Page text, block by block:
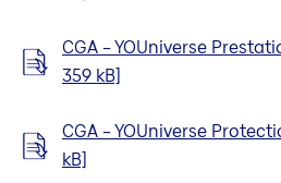
CGA – YOUniverse
359 kB]
CGA – YOUniverse
kB]